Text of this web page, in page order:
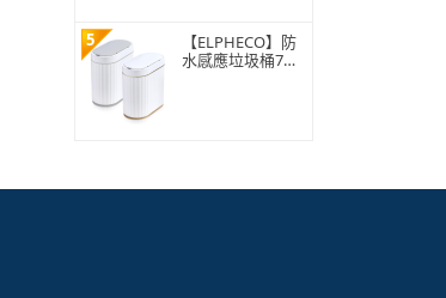
5
【ELPHECO】防
水感應垃圾桶7公